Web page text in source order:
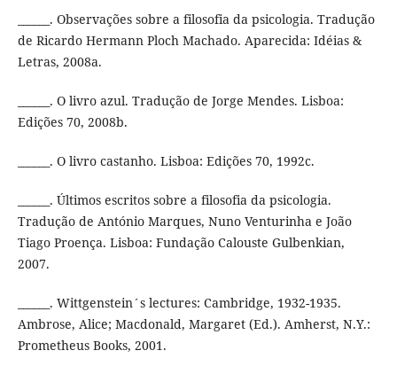
______. Observações sobre a filosofia da psicologia. Tradução
de Ricardo Hermann Ploch Machado. Aparecida: Idéias &
Letras, 2008a.
______. O livro azul. Tradução de Jorge Mendes. Lisboa:
Edições 70, 2008b.
______. O livro castanho. Lisboa: Edições 70, 1992c.
______. Últimos escritos sobre a filosofia da psicologia.
Tradução de António Marques, Nuno Venturinha e João
Tiago Proença. Lisboa: Fundação Calouste Gulbenkian,
2007.
______. Wittgenstein´s lectures: Cambridge, 1932-1935.
Ambrose, Alice; Macdonald, Margaret (Ed.). Amherst, N.Y.:
Prometheus Books, 2001.